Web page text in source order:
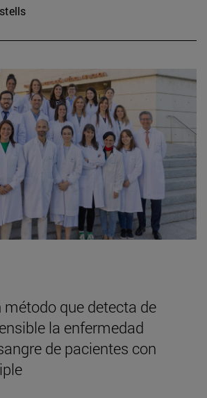
método que detecta de
la enfermedad
de pacientes con